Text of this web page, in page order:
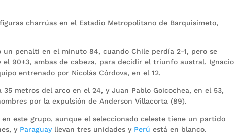
charrúas en el Estadio Metropolitano de Barquisimeto,
un penalti en el minuto 84, cuando Chile perdía 2-1, pero se
90+3, ambas de cabeza, para decidir el triunfo austral. Ignacio
entrenado por Nicolás Córdova, en el 12.
metros del arco en el 24, y Juan Pablo Goicochea, en el 53,
por la expulsión de Anderson Villacorta (89).
este grupo, aunque el seleccionado celeste tiene un partido
y Paraguayllevan tres unidades y Perú está en blanco.